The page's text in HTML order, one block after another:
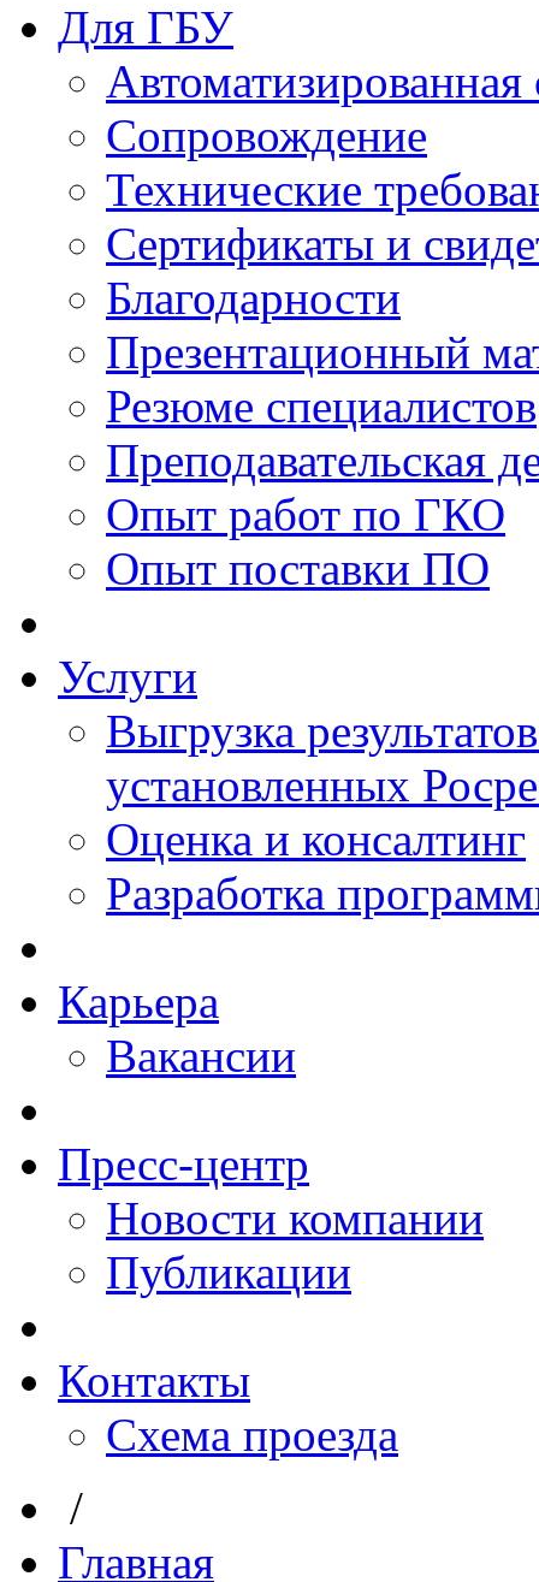
Для ГБУ
Сопровождение
Технические
Сертификаты и
Благодарности
Презентационный
Резюме специалистов
Преподавательская
Опыт работ по ГКО
Опыт поставки ПО
Услуги
Выгрузка
установленных
Оценка и консалтинг
Разработка
Карьера
Вакансии
Пресс-центр
Новости компании
Публикации
Контакты
Схема проезда
/
Главная